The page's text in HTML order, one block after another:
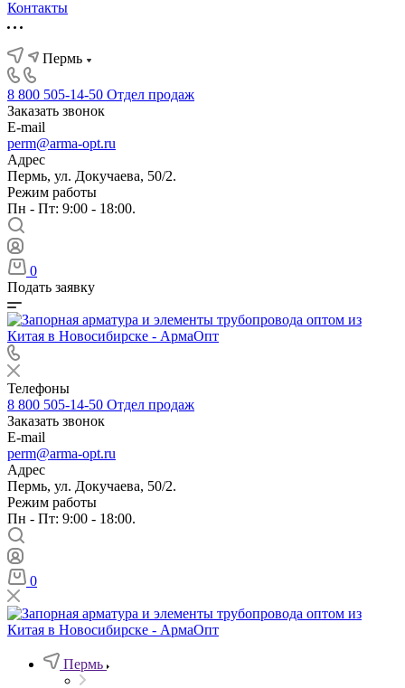
Контакты
Пермь
8 800 505-14-50 Отдел продаж
Заказать звонок
E-mail
perm@arma-opt.ru
Адрес
Пермь, ул. Докучаева, 50/2.
Режим работы
Пн - Пт: 9:00 - 18:00.
0
Подать заявку
Телефоны
8 800 505-14-50 Отдел продаж
Заказать звонок
E-mail
perm@arma-opt.ru
Адрес
Пермь, ул. Докучаева, 50/2.
Режим работы
Пн - Пт: 9:00 - 18:00.
0
Пермь